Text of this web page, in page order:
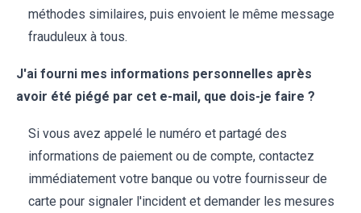
méthodes similaires, puis envoient le même message
frauduleux à tous.
J'ai fourni mes informations personnelles après
avoir été piégé par cet e-mail, que dois-je faire ?
Si vous avez appelé le numéro et partagé des
informations de paiement ou de compte, contactez
immédiatement votre banque ou votre fournisseur de
carte pour signaler l'incident et demander les mesures